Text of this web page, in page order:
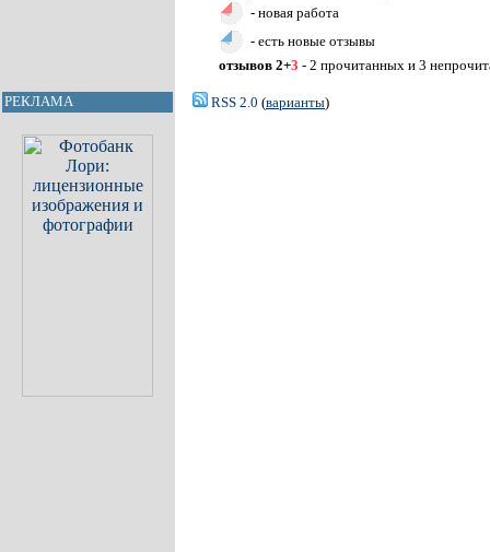
РЕКЛАМА
- новая работа
- есть новые отзывы
отзывов 2+3 - 2 прочитанных и 3
RSS 2.0 (варианты)